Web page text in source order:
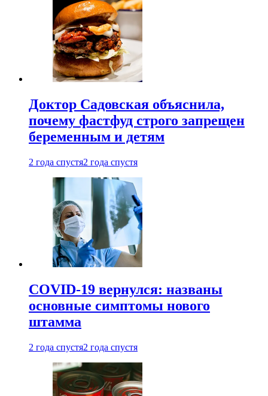
Доктор Садовская объяснила,
почему фастфуд строго запрещен
беременным и детям
2 года спустя2 года спустя
COVID-19 вернулся: названы
основные симптомы нового
штамма
2 года спустя2 года спустя